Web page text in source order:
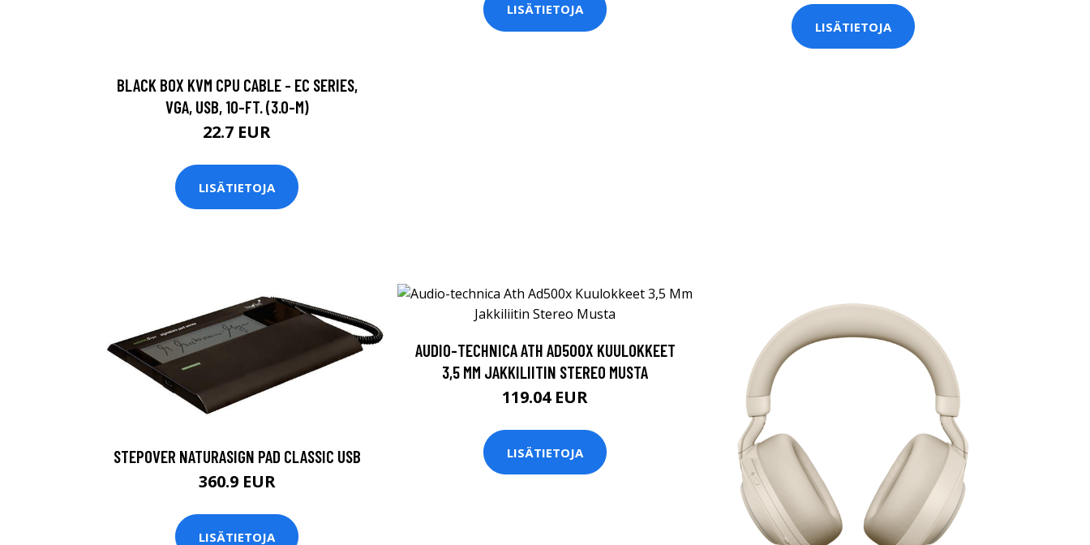
BLACK BOX KVM CPU CABLE - EC SERIES,
VGA, USB, 10-FT. (3.0-M)
22.7 EUR
LISÄTIETOJA
LISÄTIETOJA
LISÄTIETOJA
STEPOVER NATURASIGN PAD CLASSIC USB
360.9 EUR
LISÄTIETOJA
AUDIO-TECHNICA ATH AD500X KUULOKKEET
3,5 MM JAKKILIITIN STEREO MUSTA
119.04 EUR
LISÄTIETOJA